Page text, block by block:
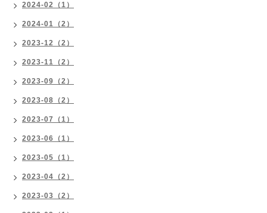
2024-02（1）
2024-01（2）
2023-12（2）
2023-11（2）
2023-09（2）
2023-08（2）
2023-07（1）
2023-06（1）
2023-05（1）
2023-04（2）
2023-03（2）